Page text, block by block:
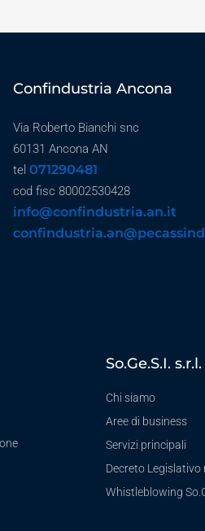
Confindustria Ancona
Via Roberto Bianchi snc
60131 Ancona AN
tel 071290481
cod fisc 80002530428
info@confindustria.an.it
So.Ge.S.I. s.r.l.
Chi siamo
Aree di business
Servizi principali
Decreto Legislativo
Whistleblowing